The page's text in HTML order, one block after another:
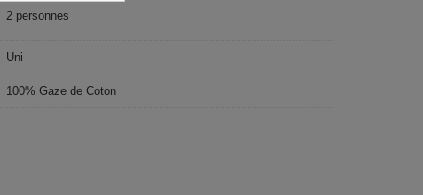
2 personnes
Uni
100% Gaze de Coton